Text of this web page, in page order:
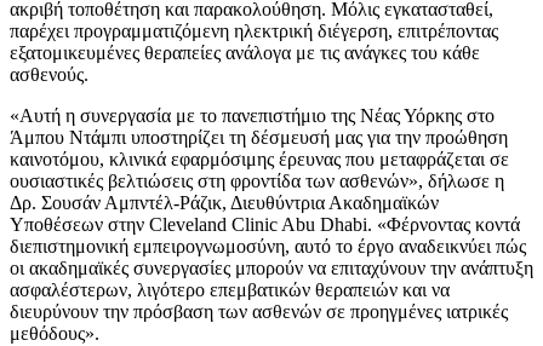
ακριβή τοποθέτηση και παρακολούθηση. Μόλις εγκατασταθεί,
παρέχει προγραμματιζόμενη ηλεκτρική διέγερση, επιτρέποντας
εξατομικευμένες θεραπείες ανάλογα με τις ανάγκες του κάθε
ασθενούς.
«Αυτή η συνεργασία με το πανεπιστήμιο της Νέας Υόρκης στο
Άμπου Ντάμπι υποστηρίζει τη δέσμευσή μας για την προώθηση
καινοτόμου, κλινικά εφαρμόσιμης έρευνας που μεταφράζεται σε
ουσιαστικές βελτιώσεις στη φροντίδα των ασθενών», δήλωσε η
Δρ. Σουσάν Αμπντέλ-Ράζικ, Διευθύντρια Ακαδημαϊκών
Υποθέσεων στην Cleveland Clinic Abu Dhabi. «Φέρνοντας κοντά
διεπιστημονική εμπειρογνωμοσύνη, αυτό το έργο αναδεικνύει πώς
οι ακαδημαϊκές συνεργασίες μπορούν να επιταχύνουν την ανάπτυξη
ασφαλέστερων, λιγότερο επεμβατικών θεραπειών και να
διευρύνουν την πρόσβαση των ασθενών σε προηγμένες ιατρικές
μεθόδους».